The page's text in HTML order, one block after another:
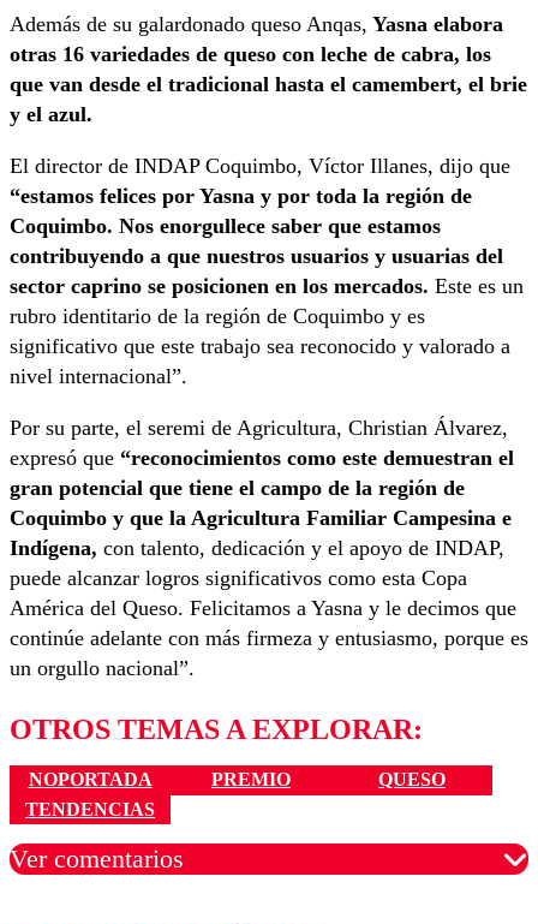
Además de su galardonado queso Anqas, Yasna elabora
otras 16 variedades de queso con leche de cabra, los
que van desde el tradicional hasta el camembert, el brie
y el azul.
El director de INDAP Coquimbo, Víctor Illanes, dijo que
“estamos felices por Yasna y por toda la región de
Coquimbo. Nos enorgullece saber que estamos
contribuyendo a que nuestros usuarios y usuarias del
sector caprino se posicionen en los mercados. Este es un
rubro identitario de la región de Coquimbo y es
significativo que este trabajo sea reconocido y valorado a
nivel internacional”.
Por su parte, el seremi de Agricultura, Christian Álvarez,
expresó que “reconocimientos como este demuestran el
gran potencial que tiene el campo de la región de
Coquimbo y que la Agricultura Familiar Campesina e
Indígena, con talento, dedicación y el apoyo de INDAP,
puede alcanzar logros significativos como esta Copa
América del Queso. Felicitamos a Yasna y le decimos que
continúe adelante con más firmeza y entusiasmo, porque es
un orgullo nacional”.
OTROS TEMAS A EXPLORAR:
NOPORTADA PREMIO
QUESO
TENDENCIAS
Ver comentarios